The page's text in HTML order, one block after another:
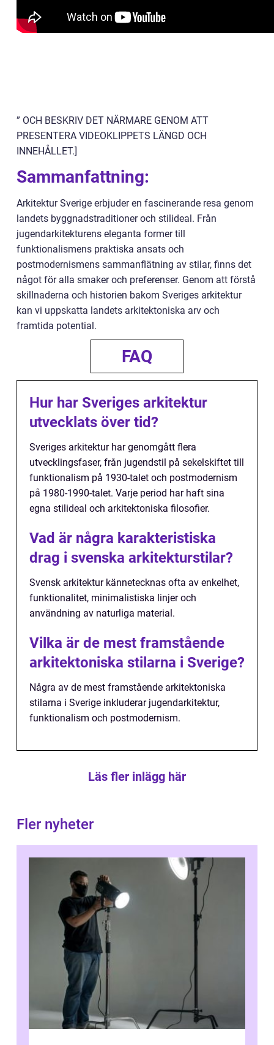
” OCH BESKRIV DET NÄRMARE GENOM ATT
PRESENTERA VIDEOKLIPPETS LÄNGD OCH
INNEHÅLLET.]
Sammanfattning:
Arkitektur Sverige erbjuder en fascinerande resa genom
landets byggnadstraditioner och stilideal. Från
jugendarkitekturens eleganta former till
funktionalismens praktiska ansats och
postmodernismens sammanflätning av stilar, finns det
något för alla smaker och preferenser. Genom att förstå
skillnaderna och historien bakom Sveriges arkitektur
kan vi uppskatta landets arkitektoniska arv och
framtida potential.
FAQ
Hur har Sveriges arkitektur
utvecklats över tid?
Sveriges arkitektur har genomgått flera
utvecklingsfaser, från jugendstil på sekelskiftet till
funktionalism på 1930-talet och postmodernism
på 1980-1990-talet. Varje period har haft sina
egna stilideal och arkitektoniska filosofier.
Vad är några karakteristiska
drag i svenska arkitekturstilar?
Svensk arkitektur kännetecknas ofta av enkelhet,
funktionalitet, minimalistiska linjer och
användning av naturliga material.
Vilka är de mest framstående
arkitektoniska stilarna i Sverige?
Några av de mest framstående arkitektoniska
stilarna i Sverige inkluderar jugendarkitektur,
funktionalism och postmodernism.
Läs fler inlägg här
Fler nyheter